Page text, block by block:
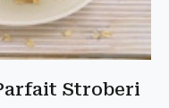
Stroberi